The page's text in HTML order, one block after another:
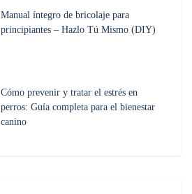
Manual íntegro de bricolaje para
principiantes – Hazlo Tú Mismo (DIY)
Cómo prevenir y tratar el estrés en
perros: Guía completa para el bienestar
canino